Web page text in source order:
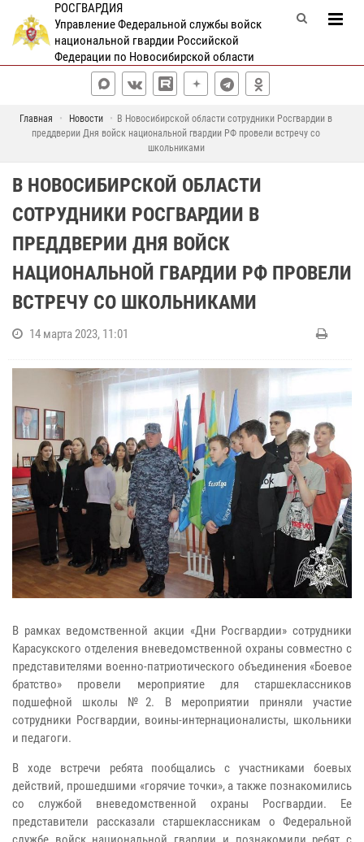
РОСГВАРДИЯ
Управление Федеральной службы войск
национальной гвардии Российской
Федерации по Новосибирской области
Главная Новости
В Новосибирской области сотрудники Росгвардии в
преддверии Дня войск национальной гвардии РФ провели встречу со
школьниками
В НОВОСИБИРСКОЙ ОБЛАСТИ
СОТРУДНИКИ РОСГВАРДИИ В
ПРЕДДВЕРИИ ДНЯ ВОЙСК
НАЦИОНАЛЬНОЙ ГВАРДИИ РФ ПРОВЕЛИ
ВСТРЕЧУ СО ШКОЛЬНИКАМИ
14 марта 2023, 11:01
В рамках ведомственной акции «Дни Росгвардии» сотрудники
Карасукского отделения вневедомственной охраны совместно с
представителями военно-патриотического объединения «Боевое
братство» провели мероприятие для старшеклассников
подшефной школы №2. В мероприятии приняли участие
сотрудники Росгвардии, воины-интернационалисты, школьники
и педагоги.
В ходе встречи ребята пообщались с участниками боевых
действий, прошедшими «горячие точки», а также познакомились
со службой вневедомственной охраны Росгвардии. Ее
представители рассказали старшеклассникам о Федеральной